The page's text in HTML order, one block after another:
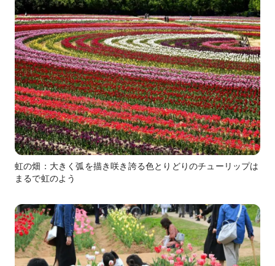
虹の畑：大きく弧を描き咲き誇る色とりどりのチューリップは
まるで虹のよう